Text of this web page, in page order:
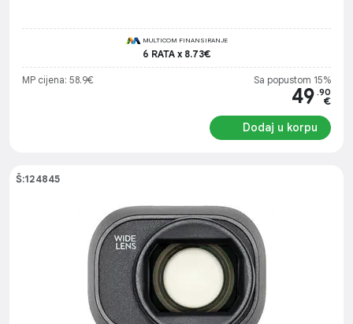
MULTICOM FINANSIRANJE
6 RATA x 8.73€
MP cijena: 58.9€ Sa popustom 15%
49 .90
€
Dodaj u korpu
Š:124845